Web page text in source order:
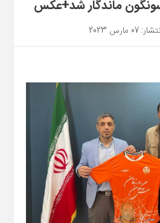
ماندگار شد+عکس
مارس 2023